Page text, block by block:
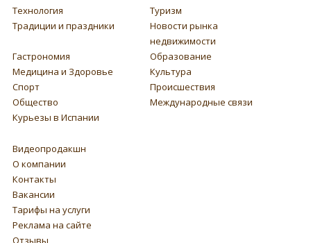
Технология
Туризм
Традиции и праздники
Новости рынка
недвижимости
Гастрономия
Образование
Медицина и Здоровье
Культура
Спорт
Происшествия
Общество
Международные связи
Курьезы в Испании
Видеопродакшн
О компании
Контакты
Вакансии
Тарифы на услуги
Реклама на сайте
Отзывы